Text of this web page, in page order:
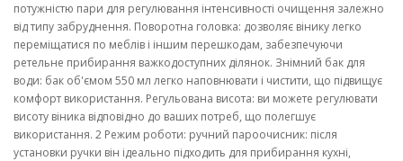
потужністю пари для регулювання інтенсивності очищення залежно
від типу забруднення. Поворотна головка: дозволяє вінику легко
переміщатися по меблів і іншим перешкодам, забезпечуючи
ретельне прибирання важкодоступних ділянок. Знімний бак для
води: бак об'ємом 550 мл легко наповнювати і чистити, що підвищує
комфорт використання. Регульована висота: ви можете регулювати
висоту віника відповідно до ваших потреб, що полегшує
використання. 2 Режим роботи: ручний пароочисник: після
установки ручки він ідеально підходить для прибирання кухні,